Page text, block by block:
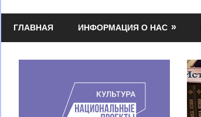
МБУК
УЦБС
библиотечная
ГЛАВНАЯ ИНФОРМАЦИЯ О НАС